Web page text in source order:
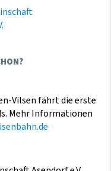
Vilsen fährt die erste
Mehr Informationen